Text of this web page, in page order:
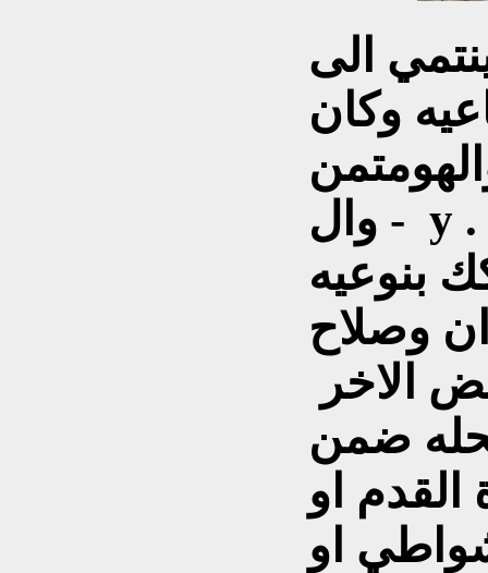
الى
وكان
وال - y . m . c . a والمشرق
بنوعيه
وصلاح
الاخر
ضمن
او
او